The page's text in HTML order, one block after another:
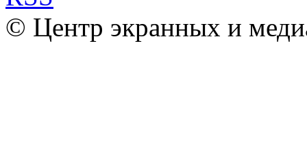
© Центр экранных и